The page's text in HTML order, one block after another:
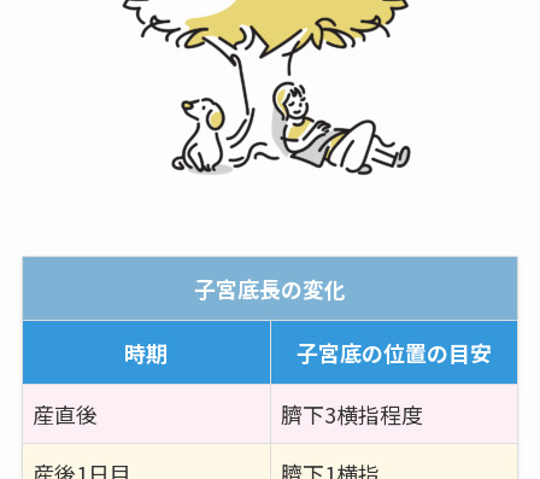
子宮底長の変化
時期
子宮底の位置の目安
産直後
臍下3横指程度